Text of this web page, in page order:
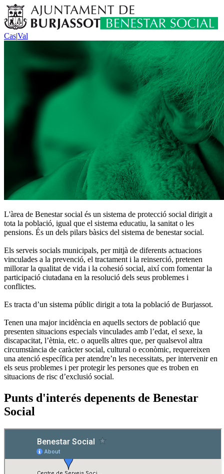
Cas|Val
L'àrea de Benestar social és un sistema de protecció social dirigit a
tota la població, igual que el sistema educatiu, la sanitat o les
pensions. És un dels pilars bàsics del sistema de benestar social.
Els serveis socials municipals, per mitjà de diferents actuacions
vinculades a la prevenció, el tractament i la reinserció, pretenen
millorar la qualitat de vida i la cohesió social, així com fomentar la
participació ciutadana en la resolució dels seus problemes i
conflictes.
Es tracta d’un sistema públic dirigit a tota la població de Burjassot.
Tenen una major incidència en aquells sectors de població que
presenten situacions especials vinculades amb l’edat, el sexe, la
discapacitat, l’ètnia, etc. o aquells altres que, per qualsevol altra
circumstància de caràcter social, cultural o econòmic, requereixen
una atenció específica per atendre’n les necessitats, per intervenir en
els seus problemes i per protegir les persones que es troben en
situacions de risc d’exclusió social.
Punts d'interés depenents de Benestar
Social